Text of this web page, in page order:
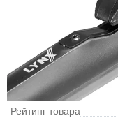
Рейтинг товара